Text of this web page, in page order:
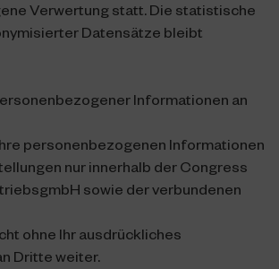
Verwertung statt. Die statistische
Datensätze bleibt
Informationen an
personenbezogenen Informationen
nur innerhalb der Congress
sowie der verbundenen
ohne Ihr ausdrückliches
Dritte weiter.